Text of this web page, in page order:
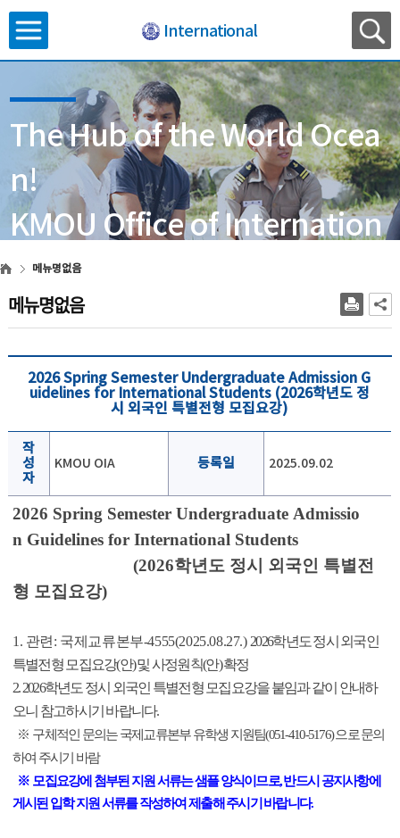
International
The Hub of the World Ocea
n!
KMOU Office of Internation
al Affairs
메뉴명없음
메뉴명없음
2026 Spring Semester Undergraduate Admission G
uidelines for International Students (2026학년도 정
시 외국인 특별전형 모집요강)
작
성
자
KMOU OIA 등록일 2025.09.02
2026 Spring Semester Undergraduate Admissio
n Guidelines for International Students
(2026학년도 정시 외국인 특별전
형 모집요강)
1. 관련: 국제교류본부-4555(2025.08.27.) 2026학년도 정시 외국인
특별전형 모집요강(안) 및 사정원칙(안) 확정
2. 2026학년도 정시 외국인 특별전형 모집요강을 붙임과 같이 안내하
오니 참고하시기 바랍니다.
※ 구체적인 문의는 국제교류본부 유학생 지원팀(051-410-5176) 으로 문의
하여 주시기 바람
※ 모집요강에 첨부된 지원 서류는 샘플 양식이므로, 반드시 공지사항에
게시된 입학 지원 서류를 작성하여 제출해 주시기 바랍니다.